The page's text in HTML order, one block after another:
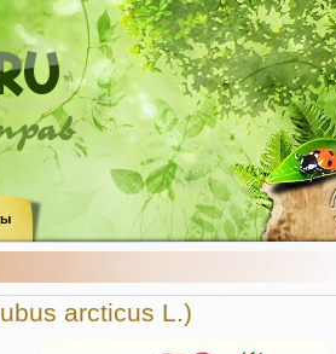
arcticus L.)